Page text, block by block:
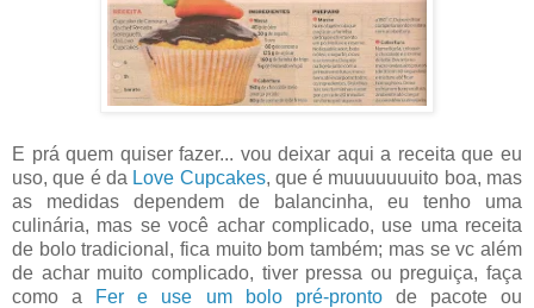
E prá quem quiser fazer... vou deixar aqui a receita que eu
uso, que é da Love Cupcakes, que é muuuuuuuito boa, mas
as medidas dependem de balancinha, eu tenho uma
culinária, mas se você achar complicado, use uma receita
de bolo tradicional, fica muito bom também; mas se vc além
de achar muito complicado, tiver pressa ou preguiça, faça
como a
Fer e use um bolo pré-prontode pacote ou